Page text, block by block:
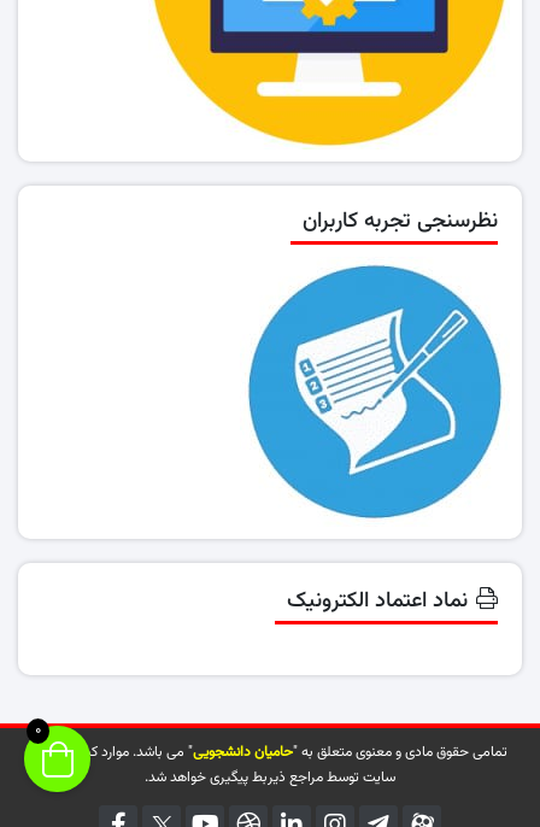
نظرسنجی تجربه کاربران
نماد اعتماد الکترونیک
تمامی حقوق مادی و معنوی متعلق به "حامیان دانشجویی" می باشد. موارد کپی شده از
سایت توسط مراجع ذیربط پیگیری خواهد شد.
0